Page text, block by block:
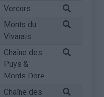
Vercors
Monts du
Vivarais
Chaîne des
Puys &
Monts Dore
Chaîne des